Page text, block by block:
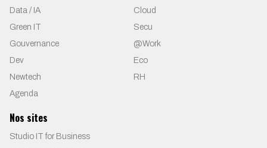
Data / IA
Cloud
Green IT
Secu
Gouvernance
@Work
Dev
Eco
Newtech
RH
Agenda
Nos sites
Studio IT for Business